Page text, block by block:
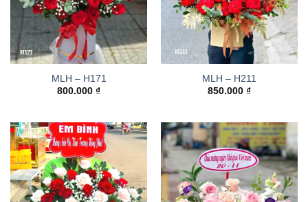
MLH – H171
800.000 ₫
MLH – H211
850.000 ₫